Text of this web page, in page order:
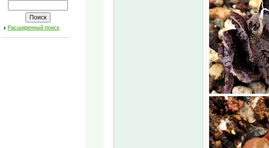
Расширенный поиск